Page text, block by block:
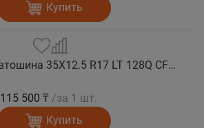
Купить
COMFORSER Автошина 35X12.5 R17 LT 128Q CF9000 R/T RWL 12PR лето
115 500 ₸ /за 1 шт.
Купить